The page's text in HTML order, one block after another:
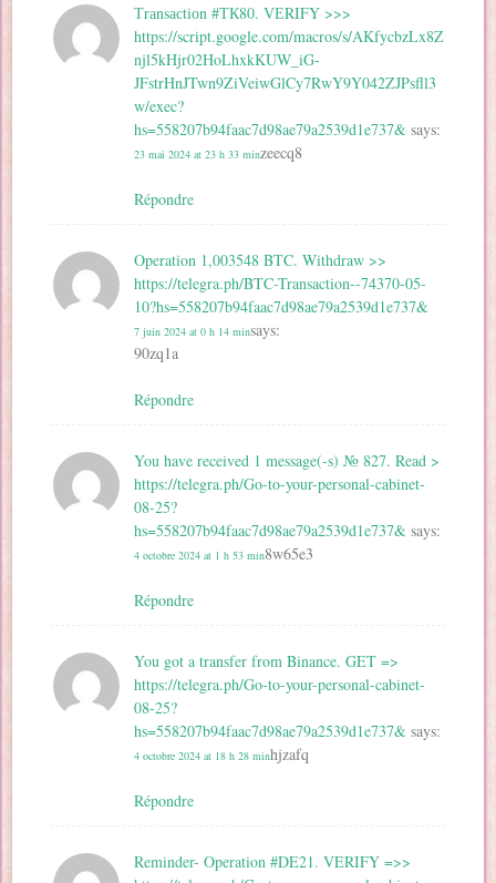
Тrаnsасtiоn #ТК80. VЕRIFY >>>
https://script.google.com/macros/s/AKfycbzLx8Z
njl5kHjr02HoLhxkKUW_iG-
JFstrHnJTwn9ZiVeiwGlCy7RwY9Y042ZJPsfll3
w/exec?
hs=558207b94faac7d98ae79a2539d1e737& says:
23 mai 2024 at 23 h 33 minzeecq8
Répondre
Operation 1,003548 BTC. Withdraw >>
https://telegra.ph/BTC-Transaction--74370-05-
10?hs=558207b94faac7d98ae79a2539d1e737&
says:
7 juin 2024 at 0 h 14 min
90zq1a
Répondre
You have received 1 message(-s) № 827. Read >
https://telegra.ph/Go-to-your-personal-cabinet-
08-25?
hs=558207b94faac7d98ae79a2539d1e737& says:
4 octobre 2024 at 1 h 53 min8w65e3
Répondre
You got a transfer from Binance. GET =>
https://telegra.ph/Go-to-your-personal-cabinet-
08-25?
hs=558207b94faac7d98ae79a2539d1e737& says:
4 octobre 2024 at 18 h 28 minhjzafq
Répondre
Reminder- Operation #DE21. VERIFY =>>